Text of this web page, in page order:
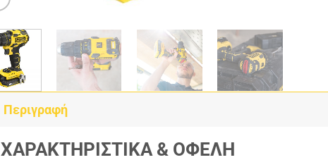
Περιγραφή
ΧΑΡΑΚΤΗΡΙΣΤΙΚΑ & ΟΦΕΛΗ